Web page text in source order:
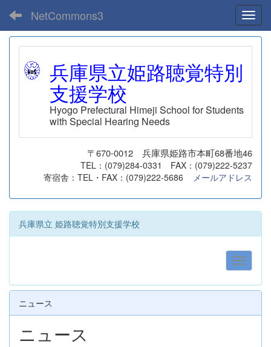
NetCommons3
兵庫県立姫路聴覚特別
支援学校
Hyogo Prefectural Himeji School for Students
with Special Hearing Needs
〒670-0012 兵庫県姫路市本町68番地46
TEL：(079)284-0331 FAX：(079)222-5237
寄宿舎：TEL・FAX：(079)222-5686 メールアドレス
兵庫県立 姫路聴覚特別支援学校
ニュース
ニュース